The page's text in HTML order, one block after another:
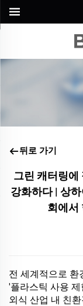
뒤로 가기
그린 캐터링에
강화하다 | 상
회에서
전 세계적으로 환
'플라스틱 사용
외식 산업 내 친